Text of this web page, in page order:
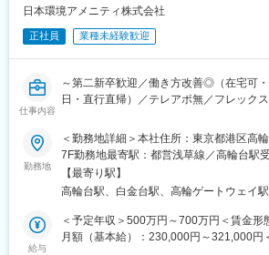
日本環境アメニティ株式会社
正社員 業種未経験歓迎
仕事内容
～第二新卒歓迎／働き方改善◎（在宅可
日・直行直帰）／テレアポ無／フレック
■職務内容：
建築物の「音響」におけるニーズや課題
協力してのご提案からメンテナンスまで
ます。
現場担当者や社内の関係部署など、各関
務を行います。飛び込みやテレアポはな
勤務地
＜勤務地詳細＞本社住所：東京都港区高
7F勤務地最寄駅：都営浅草線／高輪台駅
禁煙変更の範囲：会社の定める事業所
【最寄り駅】
高輪台駅、白金台駅、高輪ゲートウェイ駅
給与
＜予定年収＞500万円～700万円＜賃金形
月額（基本給）：230,000円～321,000円